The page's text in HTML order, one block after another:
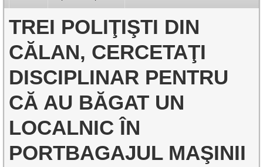
TREI POLIŢIŞTI DIN
CĂLAN, CERCETAŢI
DISCIPLINAR PENTRU
CĂ AU BĂGAT UN
LOCALNIC ÎN
PORTBAGAJUL MAŞINII